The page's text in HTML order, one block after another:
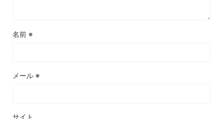
名前 ※
メール ※
サイト